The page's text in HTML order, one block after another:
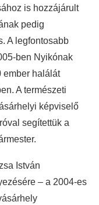
is hozzájárult
pedig
A legfontosabb
ben Nyikónak
ember halálát
A természeti
képviselő
segítettük a
István
– a 2004-es